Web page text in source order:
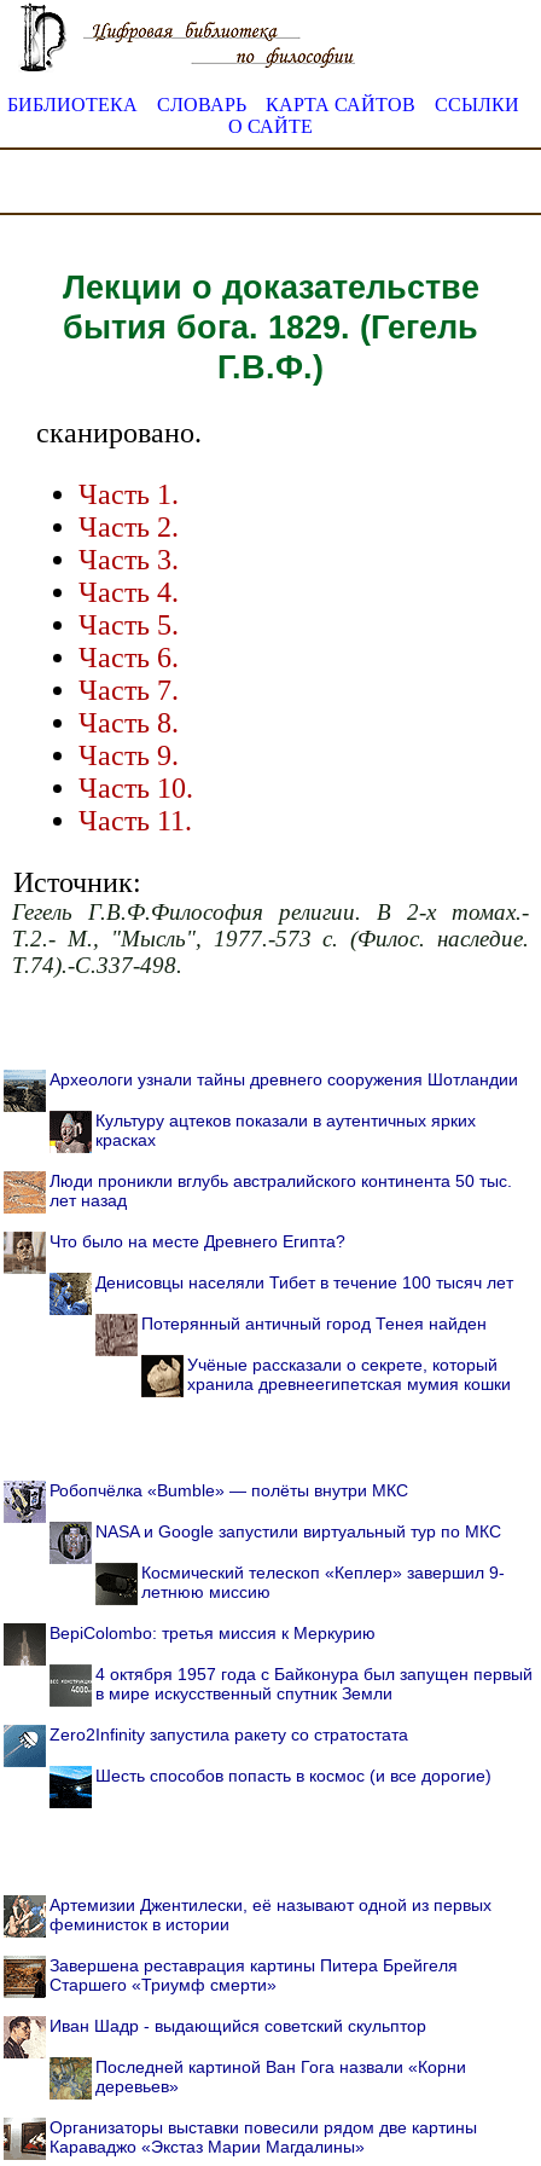
БИБЛИОТЕКА СЛОВАРЬ КАРТА САЙТОВ
ССЫЛКИ
О САЙТЕ
Лекции о доказательстве
бытия бога. 1829. (Гегель
Г.В.Ф.)
сканировано.
Часть 1.
Часть 2.
Часть 3.
Часть 4.
Часть 5.
Часть 6.
Часть 7.
Часть 8.
Часть 9.
Часть 10.
Часть 11.
Источник:
Гегель Г.В.Ф.Философия религии. В 2-х томах.-
Т.2.- М., "Мысль", 1977.-573 с. (Филос. наследие.
Т.74).-С.337-498.
Археологи узнали тайны древнего сооружения Шотландии
Культуру ацтеков показали в аутентичных ярких
красках
Люди проникли вглубь австралийского континента 50 тыс.
лет назад
Что было на месте Древнего Египта?
Денисовцы населяли Тибет в течение 100 тысяч лет
Потерянный античный город Тенея найден
Учёные рассказали о секрете, который
хранила древнеегипетская мумия кошки
Робопчёлка «Bumble» — полёты внутри МКС
NASA и Google запустили виртуальный тур по МКС
Космический телескоп «Кеплер» завершил 9-
летнюю миссию
BepiColombo: третья миссия к Меркурию
4 октября 1957 года с Байконура был запущен первый
в мире искусственный спутник Земли
Zero2Infinity запустила ракету со стратостата
Шесть способов попасть в космос (и все дорогие)
Артемизии Джентилески, её называют одной из первых
феминисток в истории
Завершена реставрация картины Питера Брейгеля
Старшего «Триумф смерти»
Иван Шадр - выдающийся советский скульптор
Последней картиной Ван Гога назвали «Корни
деревьев»
Организаторы выставки повесили рядом две картины
Караваджо «Экстаз Марии Магдалины»